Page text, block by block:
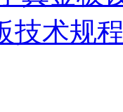
技术规